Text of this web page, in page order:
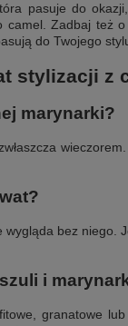
pasuje do
Zadbaj też
do Twojego
stylizacji z
marynarki?
bez niego.
i
granatowe